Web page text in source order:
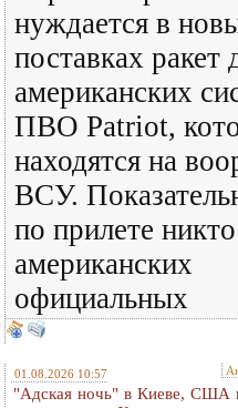
нуждается в
поставках ракет
американских
ПВО Patriot,
находятся на
ВСУ.
по прилете
американских
официальных
01.08.2026 10:57
"Адская ночь" в Киеве, США